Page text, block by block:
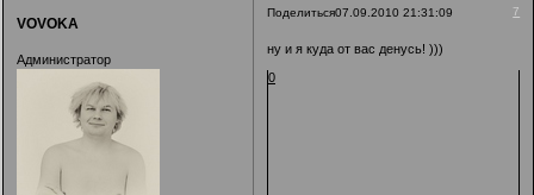
Поделиться 7
07.09.2010 21:31:09
VOVOKA
Администратор
ну и я куда от вас денусь! )))
0